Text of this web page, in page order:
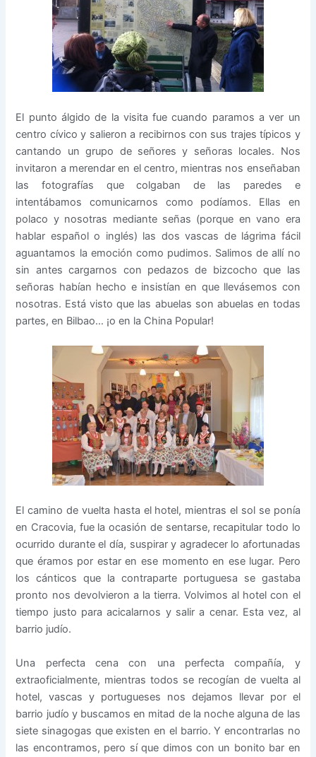
El punto álgido de la visita fue cuando paramos a ver un
centro cívico y salieron a recibirnos con sus trajes típicos y
cantando un grupo de señores y señoras locales. Nos
invitaron a merendar en el centro, mientras nos enseñaban
las fotografías que colgaban de las paredes e
intentábamos comunicarnos como podíamos. Ellas en
polaco y nosotras mediante señas (porque en vano era
hablar español o inglés) las dos vascas de lágrima fácil
aguantamos la emoción como pudimos. Salimos de allí no
sin antes cargarnos con pedazos de bizcocho que las
señoras habían hecho e insistían en que llevásemos con
nosotras. Está visto que las abuelas son abuelas en todas
partes, en Bilbao… ¡o en la China Popular!
El camino de vuelta hasta el hotel, mientras el sol se ponía
en Cracovia, fue la ocasión de sentarse, recapitular todo lo
ocurrido durante el día, suspirar y agradecer lo afortunadas
que éramos por estar en ese momento en ese lugar. Pero
los cánticos que la contraparte portuguesa se gastaba
pronto nos devolvieron a la tierra. Volvimos al hotel con el
tiempo justo para acicalarnos y salir a cenar. Esta vez, al
barrio judío.
Una perfecta cena con una perfecta compañía, y
extraoficialmente, mientras todos se recogían de vuelta al
hotel, vascas y portugueses nos dejamos llevar por el
barrio judío y buscamos en mitad de la noche alguna de las
siete sinagogas que existen en el barrio. Y encontrarlas no
las encontramos, pero sí que dimos con un bonito bar en